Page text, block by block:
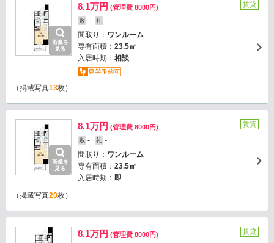
画像を
見る
8.1万円 (管理費 8000円)
敷 - 礼 -
間取り： ワンルーム
専有面積： 23.5㎡
入居時期： 相談
賃貸
（掲載写真13枚）
画像を
見る
8.1万円 (管理費 8000円)
敷 - 礼 -
間取り： ワンルーム
専有面積： 23.5㎡
入居時期： 即
賃貸
（掲載写真20枚）
8.1万円 (管理費 8000円) 賃貸